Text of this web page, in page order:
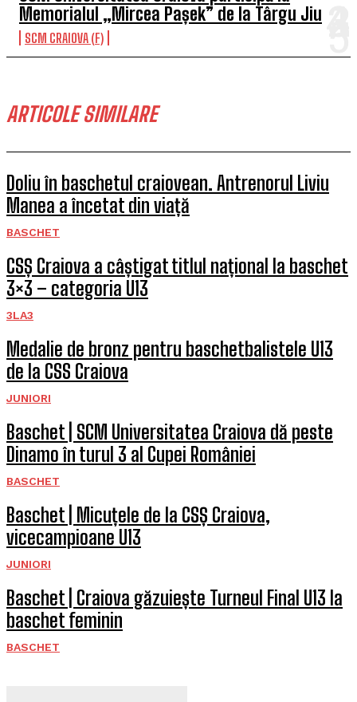
Memorialul „Mircea Pașek” de la Târgu Jiu
SCM CRAIOVA (F)
ARTICOLE SIMILARE
Doliu în baschetul craiovean. Antrenorul Liviu
Manea a încetat din viață
BASCHET
CSȘ Craiova a câștigat titlul național la baschet
3×3 – categoria U13
3LA3
Medalie de bronz pentru baschetbalistele U13
de la CSS Craiova
JUNIORI
Baschet | SCM Universitatea Craiova dă peste
Dinamo în turul 3 al Cupei României
BASCHET
Baschet | Micuțele de la CSȘ Craiova,
vicecampioane U13
JUNIORI
Baschet | Craiova găzuiește Turneul Final U13 la
baschet feminin
BASCHET